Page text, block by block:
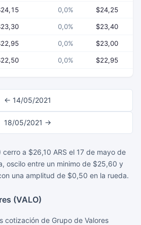
0,0% $24,25
0,0% $23,40
0,0% $23,00
0,0% $22,95
← 14/05/2021
18/05/2021 →
cerro a $26,10 ARS el 17 de mayo de
oscilo entre un minimo de $25,60 y
una amplitud de $0,50 en la rueda.
(VALO)
cotización de Grupo de Valores